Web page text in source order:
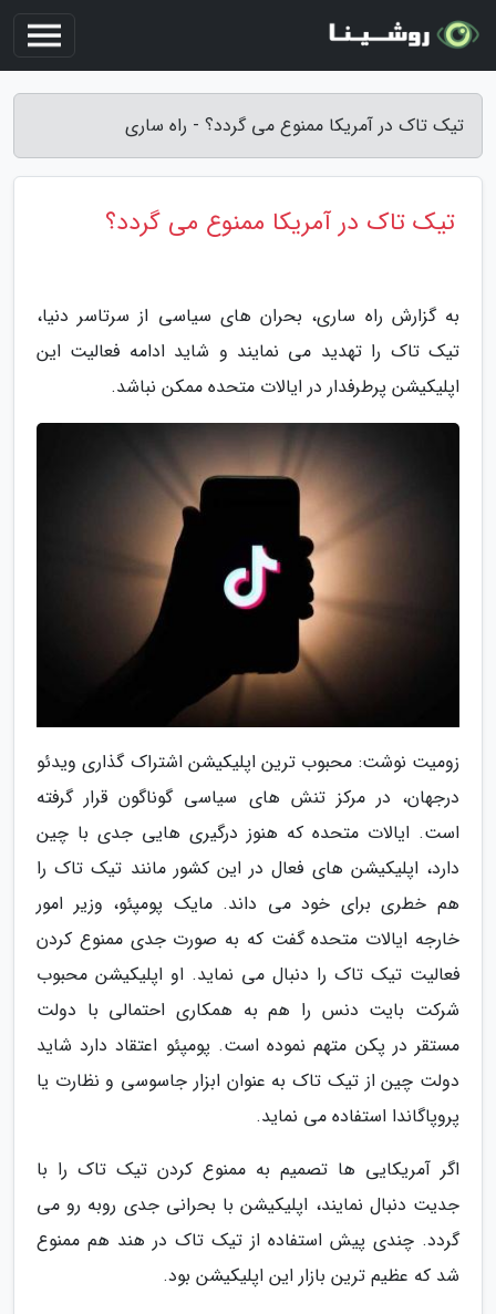
تیک تاک در آمریکا ممنوع می گردد؟ - راه ساری
تیک تاک در آمریکا ممنوع می گردد؟
به گزارش راه ساری، بحران های سیاسی از سرتاسر دنیا،
تیک تاک را تهدید می نمایند و شاید ادامه فعالیت این
اپلیکیشن پرطرفدار در ایالات متحده ممکن نباشد.
زومیت نوشت: محبوب ترین اپلیکیشن اشتراک گذاری ویدئو
درجهان، در مرکز تنش های سیاسی گوناگون قرار گرفته
است. ایالات متحده که هنوز درگیری هایی جدی با چین
دارد، اپلیکیشن های فعال در این کشور مانند تیک تاک را
هم خطری برای خود می داند. مایک پومپئو، وزیر امور
خارجه ایالات متحده گفت که به صورت جدی ممنوع کردن
فعالیت تیک تاک را دنبال می نماید. او اپلیکیشن محبوب
شرکت بایت دنس را هم به همکاری احتمالی با دولت
مستقر در پکن متهم نموده است. پومپئو اعتقاد دارد شاید
دولت چین از تیک تاک به عنوان ابزار جاسوسی و نظارت یا
پروپاگاندا استفاده می نماید.
اگر آمریکایی ها تصمیم به ممنوع کردن تیک تاک را با
جدیت دنبال نمایند، اپلیکیشن با بحرانی جدی روبه رو می
گردد. چندی پیش استفاده از تیک تاک در هند هم ممنوع
شد که عظیم ترین بازار این اپلیکیشن بود.